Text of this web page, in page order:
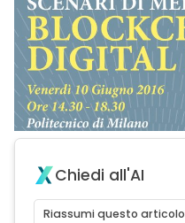
Chiedi all'AI
Riassumi questo articolo